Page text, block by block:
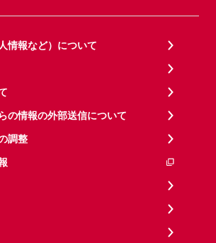
情報など）について
の情報の外部送信について
調整